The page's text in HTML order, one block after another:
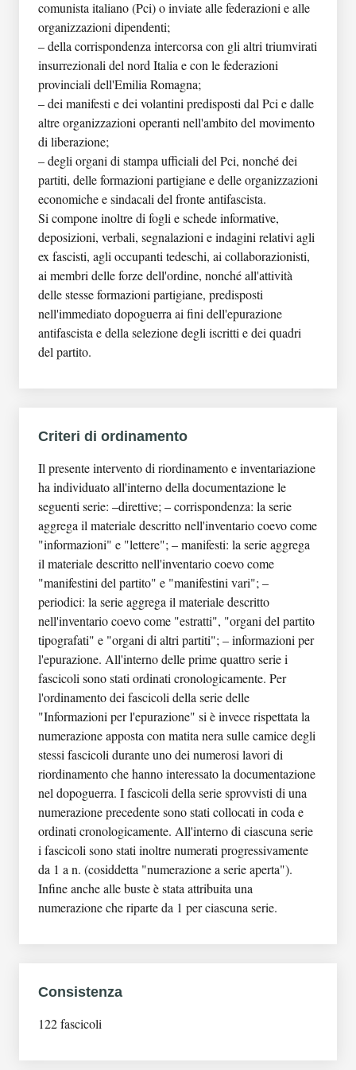
Unità archivistica: La Comune
Unità archivistica: L'Unità. Edizione Emilia
Romagna
Unità archivistica: Il combattente. Edizione
Emilia Romagna
Unità archivistica: La rinascita
Unità archivistica: Audacia
Unità archivistica: La voce dell'operaio
Unità archivistica: Il combattente. Edizione
dell'Italia settentrionale
Unità archivistica: La voce delle donne
Unità archivistica: Patrioti
Unità archivistica: Avanti - L'Unità
Unità archivistica: La fiaccola
Unità archivistica: L'ardimento
Unità archivistica: L'attacco
Unità archivistica: Rivoluzione socialista
Unità archivistica: Avanti! Edizione Emilia
Unità archivistica: La lotta
Unità archivistica: Corriere dell'Emilia
Unità archivistica: Dispense di dottrina
comunista
Unità archivistica: "Spie"
Unità archivistica: "Partigiani"
Unità archivistica: "Informazioni su gruppi
politici neofascisti armati"
Unità archivistica: "Denunce fascisti in
sospeso"
Unità archivistica: "Denunce fascisti già
consegnate alla delegazione"
Unità archivistica: "Segnalazioni fascisti"
Unità archivistica: "Spie"
Unità archivistica: "Partito fascista
repubblicano e Partito nazionale fascista"
Unità archivistica: "Elenchi vari fascisti"
Unità archivistica: "Provvedimenti della
commissione giudicatrice San Giovanni in
Monte"
Unità archivistica: "Richiesta di fertilizzanti al
Ministero agricoltura e foreste"
Unità archivistica: "Informazioni su dirigenti di
aziende industriali di Bologna"
Unità archivistica: "Comunisti sospetti
Unità archivistica: "Varie relazioni"
che risma appartengono""
cartelle di documentazione. Le carte del periodo
postbellico attualmente collocate nel fondo del
Triumvirato insurrezionale sono invece del tutto
riconducibili all'attività della Federazione bolognese del
Pci, e nello specifico all'opera di formazione e selezione
condotta dalla sua Commissione quadri a partire proprio
dal 1945. Tale circostanza, determinata dalla necessità
del Partito di giovarsi dei documenti della clandestinità
per le esigenze della ricostruzione e del passaggio alla
legalità spiega la presenza nel fondo di documenti con
data alquanto posteriore rispetto allo scioglimento del
Triumvirato, relativi dunque al triennio 1946–1948 ma
con punte fino alla metà degli anni Cinquanta del XX
secolo. Presso la Federazione bolognese del Pci le carte
del Triumvirato insurrezionale, compresa la
documentazione postbellica prodotta dalla
Commissione quadri, sono state inoltre da sempre
accostate, per la pertinenza delle materie trattate, allo
spezzone del fondo del Comando unico militare Emilia
del movimento di liberazione e per l'epurazione
stralcio. La documentazione postbellica conservata per
prassi oramai consolidata nel fondo del Triumvirato
insurrezionale è difatti costituita quasi esclusivamente di
denunce contro ex fascisti, di fogli informativi e schede
biografiche predisposti dai locali organi del partito,
nonché di segnalazioni giunte principalmente da altre
federazioni e scuole di partito a carico di comunisti
ritenuti infidi. I fascicoli predisposti dalla Federazione
bolognese nel periodo postbellico presentano una
numerazione progressiva da 1 a n. apposta con matita
nera; su quasi tutte le camice si riscontra inoltre la
presenza del codice "00E", probabile testimonianza di
una prassi classificatoria. Nel 1993 le carte del
Triumvirato insurrezionale sono state depositate dalla
Federazione bolognese del Partito democratico della
sinistra (Pds), erede del disciolto Pci, presso l'Istituto
Gramsci Emilia–Romagna, dove sono state conservate
nello studio del fondatore e primo direttore Luigi
Arbizzani. Con provvedimento n. 16 del 1994 la
documentazione fu dichiarata di notevole interesse
storico dalla Soprintendenza archivistica per l'Emilia–
Romagna. Nel 2009 Sara Verrini ha condotto un primo
intervento di ricognizione e schedatura della
documentazione.
comunista italiano (Pci) o inviate alle federazioni e alle
organizzazioni dipendenti;
– della corrispondenza intercorsa con gli altri triumvirati
insurrezionali del nord Italia e con le federazioni
provinciali dell'Emilia Romagna;
– dei manifesti e dei volantini predisposti dal Pci e dalle
altre organizzazioni operanti nell'ambito del movimento
di liberazione;
– degli organi di stampa ufficiali del Pci, nonché dei
partiti, delle formazioni partigiane e delle organizzazioni
economiche e sindacali del fronte antifascista.
Si compone inoltre di fogli e schede informative,
deposizioni, verbali, segnalazioni e indagini relativi agli
ex fascisti, agli occupanti tedeschi, ai collaborazionisti,
ai membri delle forze dell'ordine, nonché all'attività
delle stesse formazioni partigiane, predisposti
nell'immediato dopoguerra ai fini dell'epurazione
antifascista e della selezione degli iscritti e dei quadri
del partito.
Criteri di ordinamento
Il presente intervento di riordinamento e inventariazione
ha individuato all'interno della documentazione le
seguenti serie: –direttive; – corrispondenza: la serie
aggrega il materiale descritto nell'inventario coevo come
"informazioni" e "lettere"; – manifesti: la serie aggrega
il materiale descritto nell'inventario coevo come
"manifestini del partito" e "manifestini vari"; –
periodici: la serie aggrega il materiale descritto
nell'inventario coevo come "estratti", "organi del partito
tipografati" e "organi di altri partiti"; – informazioni per
l'epurazione. All'interno delle prime quattro serie i
fascicoli sono stati ordinati cronologicamente. Per
l'ordinamento dei fascicoli della serie delle
"Informazioni per l'epurazione" si è invece rispettata la
numerazione apposta con matita nera sulle camice degli
stessi fascicoli durante uno dei numerosi lavori di
riordinamento che hanno interessato la documentazione
nel dopoguerra. I fascicoli della serie sprovvisti di una
numerazione precedente sono stati collocati in coda e
ordinati cronologicamente. All'interno di ciascuna serie
i fascicoli sono stati inoltre numerati progressivamente
da 1 a n. (cosiddetta "numerazione a serie aperta").
Infine anche alle buste è stata attribuita una
numerazione che riparte da 1 per ciascuna serie.
Consistenza
122 fascicoli